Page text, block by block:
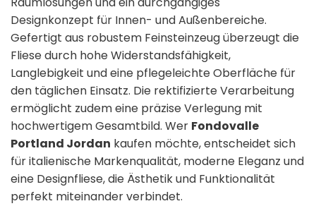
Designkonzept für Innen- und Außenbereiche.
Gefertigt aus robustem Feinsteinzeug überzeugt die
Fliese durch hohe Widerstandsfähigkeit,
Langlebigkeit und eine pflegeleichte Oberfläche für
den täglichen Einsatz. Die rektifizierte Verarbeitung
ermöglicht zudem eine präzise Verlegung mit
hochwertigem Gesamtbild. Wer Fondovalle
Portland Jordan kaufen möchte, entscheidet sich
für italienische Markenqualität, moderne Eleganz und
eine Designfliese, die Ästhetik und Funktionalität
perfekt miteinander verbindet.